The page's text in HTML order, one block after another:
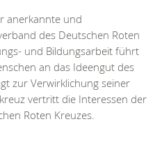
anerkannte und
des Deutschen Roten
und Bildungsarbeit führt
an das Ideengut des
zur Verwirklichung seiner
vertritt die Interessen der
Roten Kreuzes.